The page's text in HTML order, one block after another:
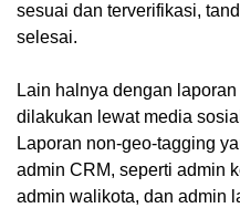
sesuai dan terverifikasi,
selesai.
Lain halnya dengan
dilakukan lewat media
Laporan non-geo-tagging
admin CRM, seperti admin
admin walikota, dan admin